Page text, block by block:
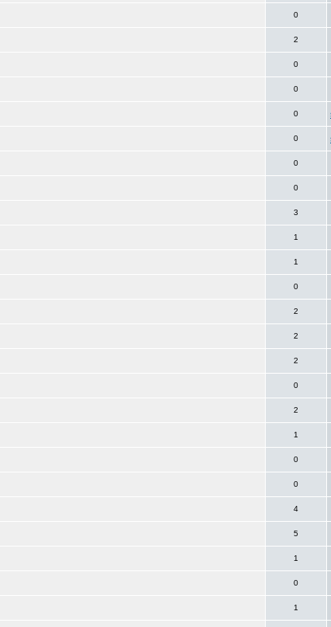
0
2
0
0
0
0
0
0
3
1
1
0
2
2
2
0
2
1
0
0
4
5
1
0
1